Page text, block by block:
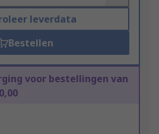
leverdata
Bestellen
voor bestellingen van